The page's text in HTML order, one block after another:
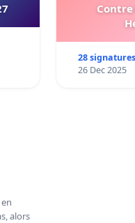
Contre
28 signatures
26 Dec 2025
alors